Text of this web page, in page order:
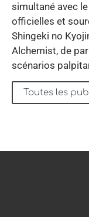
simultané avec
officielles et
Shingeki no
Alchemist, de
scénarios
Toutes les